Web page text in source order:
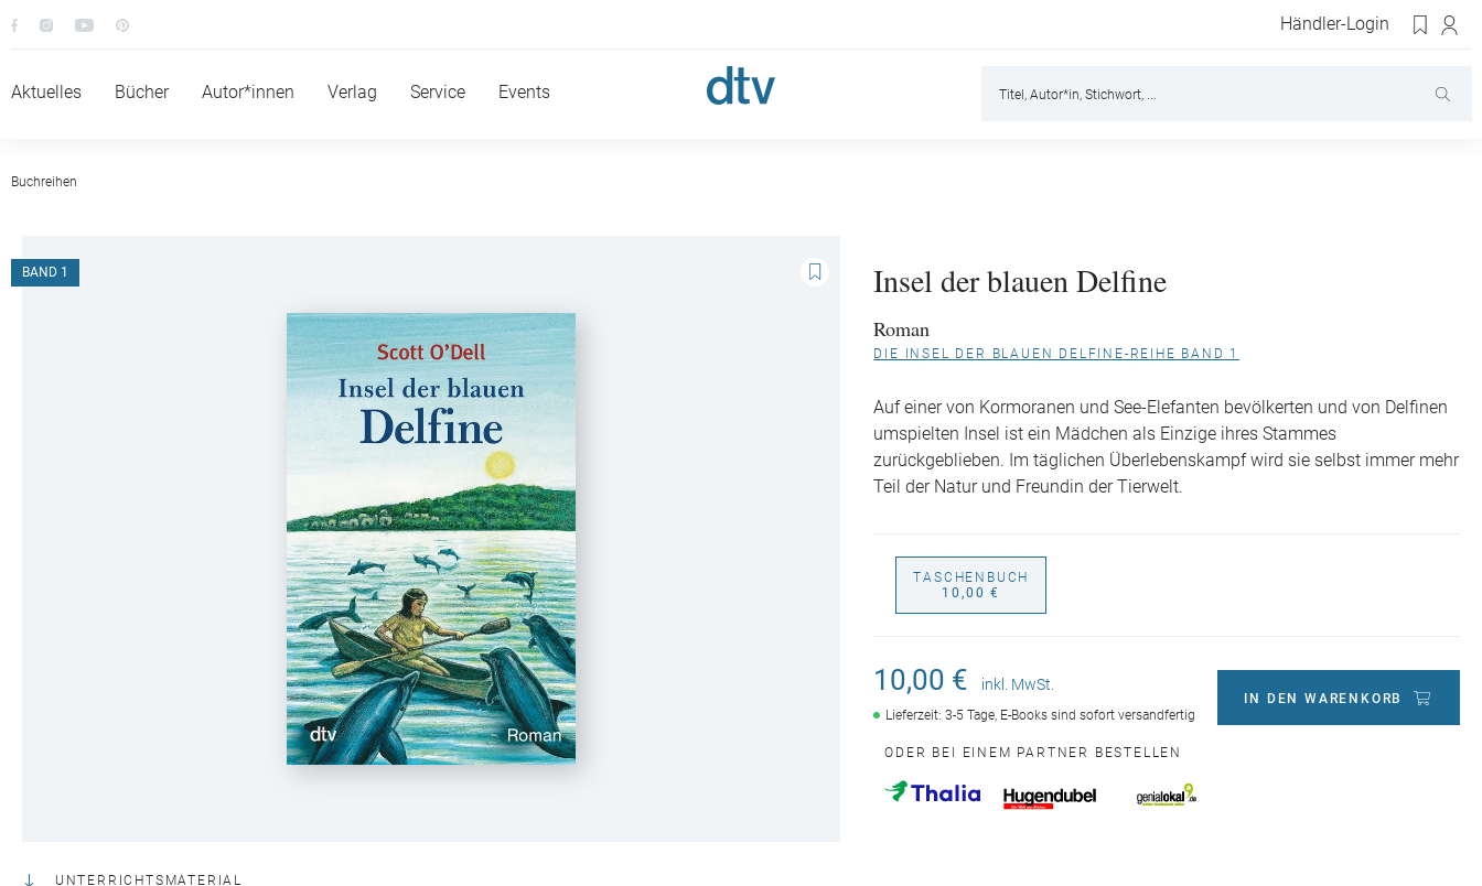
Händler-Login
Aktuelles Bücher Autor*innen Verlag Service Events
Buchreihen
BAND 1
UNTERRICHTSMATERIAL
Insel der blauen Delfine
Roman
DIE INSEL DER BLAUEN DELFINE-REIHE BAND 1
Auf einer von Kormoranen und See-Elefanten bevölkerten und von Delfinen
umspielten Insel ist ein Mädchen als Einzige ihres Stammes
zurückgeblieben. Im täglichen Überlebenskampf wird sie selbst immer mehr
Teil der Natur und Freundin der Tierwelt.
TASCHENBUCH
10,00 €
10,00 € inkl. MwSt.
Lieferzeit: 3-5 Tage, E-Books sind sofort versandfertig
IN DEN WARENKORB
ODER BEI EINEM PARTNER BESTELLEN